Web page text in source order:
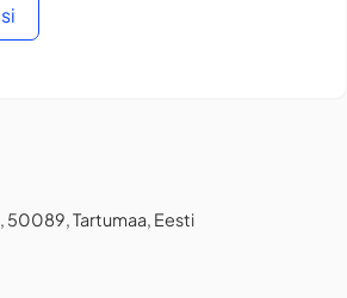
50089, Tartumaa, Eesti